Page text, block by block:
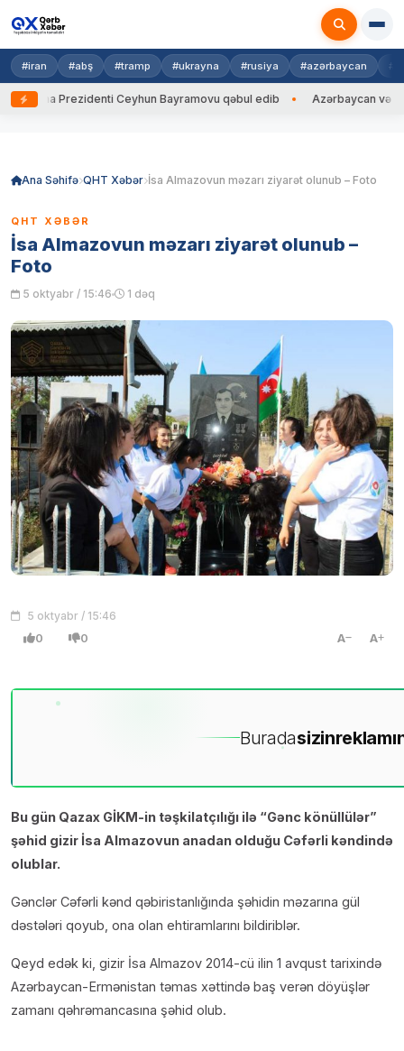
#iran #abş #tramp #ukrayna #rusiya #azərbaycan
Prezidenti Ceyhun Bayramovu qəbul edib Azərbaycan və
Ana Səhifə QHT Xəbər İsa Almazovun məzarı ziyarət olunub – Foto
QHT XƏBƏR
İsa Almazovun məzarı ziyarət olunub –
Foto
5 oktyabr / 15:46 1 dəq
5 oktyabr / 15:46
0 0 A A
Buradasizin
Bu gün Qazax GİKM-in təşkilatçılığı ilə “Gənc könüllülər”
şəhid gizir İsa Almazovun anadan olduğu Cəfərli kəndində
olublar.
Gənclər Cəfərli kənd qəbiristanlığında şəhidin məzarına gül
dəstələri qoyub, ona olan ehtiramlarını bildiriblər.
Qeyd edək ki, gizir İsa Almazov 2014-cü ilin 1 avqust tarixində
Azərbaycan-Ermənistan təmas xəttində baş verən döyüşlər
zamanı qəhrəmancasına şəhid olub.